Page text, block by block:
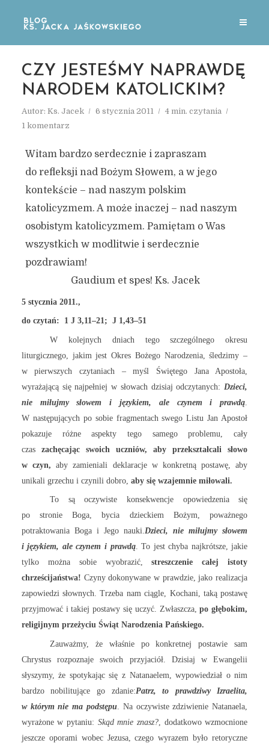
CZY JESTEŚMY NAPRAWDĘ
NARODEM KATOLICKIM?
Autor: Ks. Jacek 6 stycznia 2011
4 min. czytania
1 komentarz
Witam bardzo serdecznie i zapraszam
do refleksji nad Bożym Słowem, a w jego
kontekście – nad naszym polskim
katolicyzmem. A może inaczej – nad naszym
osobistym katolicyzmem. Pamiętam o Was
wszystkich w modlitwie i serdecznie
pozdrawiam!
Gaudium et spes! Ks. Jacek
5 stycznia 2011.,
do czytań: 1 J 3,11–21; J 1,43–51
W kolejnych dniach tego szczególnego okresu
liturgicznego, jakim jest Okres Bożego Narodzenia, śledzimy –
w pierwszych czytaniach – myśl Świętego Jana Apostoła,
wyrażającą się najpełniej w słowach dzisiaj odczytanych: Dzieci,
nie miłujmy słowem i językiem, ale czynem i prawdą
W następujących po sobie fragmentach swego Listu Jan Apostoł
pokazuje różne aspekty tego samego problemu, cały
czas zachęcając swoich uczniów, aby przekształcali słowo
w czyn, aby zamieniali deklaracje w konkretną postawę, aby
unikali grzechu i czynili dobro, aby się wzajemnie miłowali.
To są oczywiste konsekwencje opowiedzenia się
po stronie Boga, bycia dzieckiem Bożym, poważnego
potraktowania Boga i Jego nauki.Dzieci, nie miłujmy słowem
i językiem, ale czynem i prawdą. To jest chyba najkrótsze, jakie
tylko można sobie wyobrazić,streszczenie całej istoty
chrześcijaństwa! Czyny dokonywane w prawdzie, jako realizacja
zapowiedzi słownych. Trzeba nam ciągle, Kochani, taką postawę
przyjmować i takiej postawy się uczyć. Zwłaszcza,po głębokim,
religijnym przeżyciu Świąt Narodzenia Pańskiego.
Zauważmy, że właśnie po konkretnej postawie sam
Chrystus rozpoznaje swoich przyjaciół. Dzisiaj w Ewangelii
słyszymy, że spotykając się z Natanaelem, wypowiedział o nim
bardzo nobilitujące go zdanie:Patrz, to prawdziwy Izraelita,
w którym nie ma podstępu . Na oczywiste zdziwienie Natanaela,
wyrażone w pytaniu: Skąd mnie znasz?, dodatkowo wzmocnione
jeszcze oporami wobec Jezusa, czego wyrazem było retoryczne